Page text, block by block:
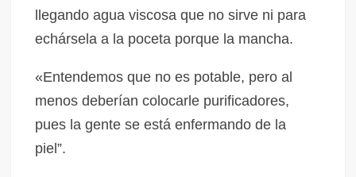
llegando agua viscosa que no sirve ni para
echársela a la poceta porque la mancha.
«Entendemos que no es potable, pero al
menos deberían colocarle purificadores,
pues la gente se está enfermando de la
piel”.